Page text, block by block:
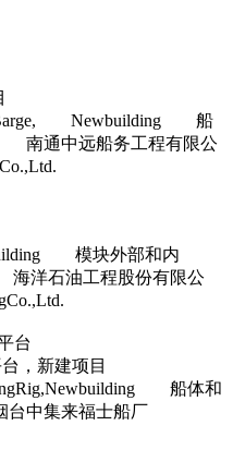
目
Newbuilding 船
通中远船务工程有限公
模块外部和内
洋石油工程股份有限公
台
，新建项目
船体和
中集来福士船厂